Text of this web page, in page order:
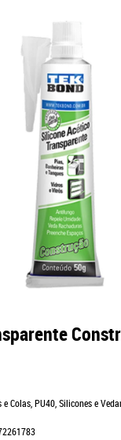
e Colas,PU40, Silicones e